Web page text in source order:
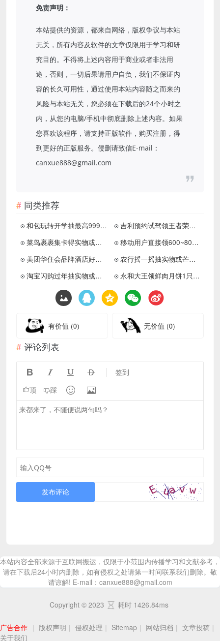
免责声明：
本站提供的资源，都来自网络，版权争议与本站
无关，所有内容及软件的文章仅限用于学习和研
究目的。不得将上述内容用于商业或者非法用
途，否则，一切后果请用户自负，我们不保证内
容的长久可用性，通过使用本站内容随之而来的
风险与本站无关，您必须在下载后的24个小时之
内，从您的电脑/手机中彻底删除上述内容。如果
您喜欢该程序，请支持正版软件，购买注册，得
到更好的正版服务。侵删请致信E-mail：
canxue888@gmail.com
同类推荐
和包玩转开学抽最高999积分
吉利预约试驾领王者荣耀皮肤
菜鸟裹裹集卡得实物或电影票券
移动用户直接领600~800积分
美团华住会品牌酒店好价通兑
农行摇一摇抽实物或芒果TV会员
淘宝闪购过年抽实物或打车券
永和大王领鲜肉月饼1只兑换券
有价值 (0) 无价值 (0)
评论列表
    签到
顶 踩  
发布评论
本站内容全部来源于互联网搬运，仅限于小范围内传播学习和文献参考，
请在下载后24小时内删除，如有侵权之处请第一时间联系我们删除。敬
请谅解! E-mail：canxue888@gmail.com
Copyright © 2023 耗时 1426.84ms
广告合作 | 版权声明 | 侵权处理 | Sitemap | 网站归档 | 文章投稿 |
关于我们